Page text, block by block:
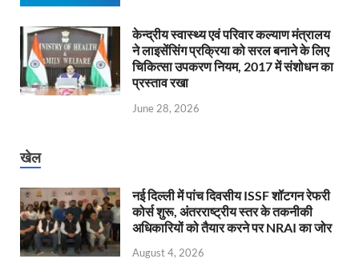
केन्‍द्रीय स्वास्थ्य एवं परिवार कल्याण मंत्रालय
ने लाइसेंसिंग प्रक्रिया को सरल बनाने के लिए
चिकित्सा उपकरण नियम, 2017 में संशोधन का
प्रस्ताव रखा
June 28, 2026
खेल
नई दिल्ली में पांच दिवसीय ISSF शॉटगन रेफरी
कोर्स शुरू, अंतरराष्ट्रीय स्तर के तकनीकी
अधिकारियों को तैयार करने पर NRAI का जोर
August 4, 2026